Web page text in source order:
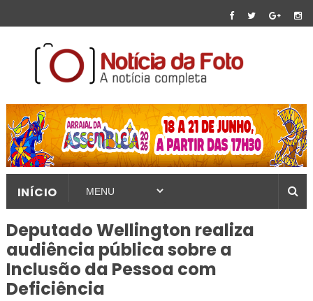
INÍCIO
Deputado Wellington realiza
audiência pública sobre a
Inclusão da Pessoa com
Deficiência